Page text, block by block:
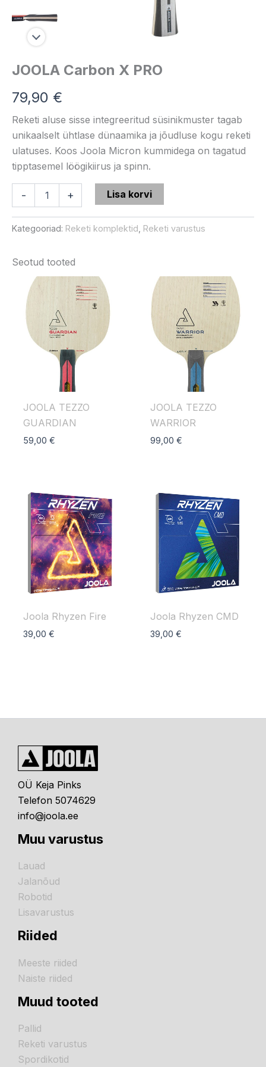
JOOLA Carbon X PRO
79,90 €
Reketi aluse sisse integreeritud süsinikmuster tagab
unikaalselt ühtlase dünaamika ja jõudluse kogu reketi
ulatuses. Koos Joola Micron kummidega on tagatud
tipptasemel löögikiirus ja spinn.
- + Lisa korvi
Kategooriad: Reketi komplektid Reketi varustus
Seotud tooted
JOOLA TEZZO
GUARDIAN
59,00€
JOOLA TEZZO
WARRIOR
99,00€
Joola Rhyzen Fire
39,00€
Joola Rhyzen CMD
39,00€
OÜ Keja Pinks
Telefon 5074629
info@joola.ee
Muu varustus
Lauad
Jalanõud
Robotid
Lisavarustus
Riided
Meeste riided
Naiste riided
Muud tooted
Pallid
Reketi varustus
Spordikotid